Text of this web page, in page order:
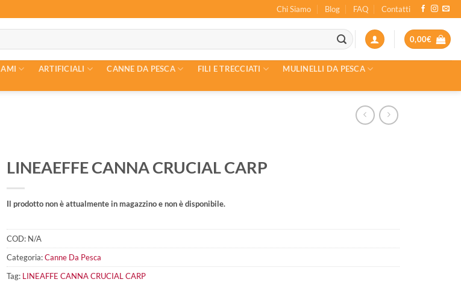
Chi Siamo Blog FAQ Contatti
0,00€
AMI ARTIFICIALI CANNE DA PESCA FILI E TRECCIATI
MULINELLI DA PESCA
LINEAEFFE CANNA CRUCIAL CARP
Il prodotto non è attualmente in magazzino e non è disponibile.
COD: N/A
Categoria:Canne Da Pesca
Tag: LINEAFFE CANNA CRUCIAL CARP